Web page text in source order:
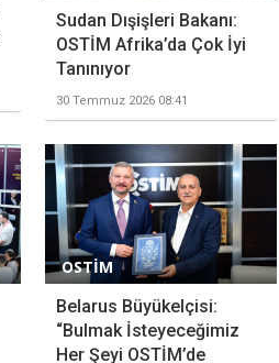
Sudan Dışişleri Bakanı:
OSTİM Afrika’da Çok İyi
Tanınıyor
30 Temmuz 2026 08:41
OSTİM
Belarus Büyükelçisi:
“Bulmak İsteyeceğimiz
Her Şeyi OSTİM’de